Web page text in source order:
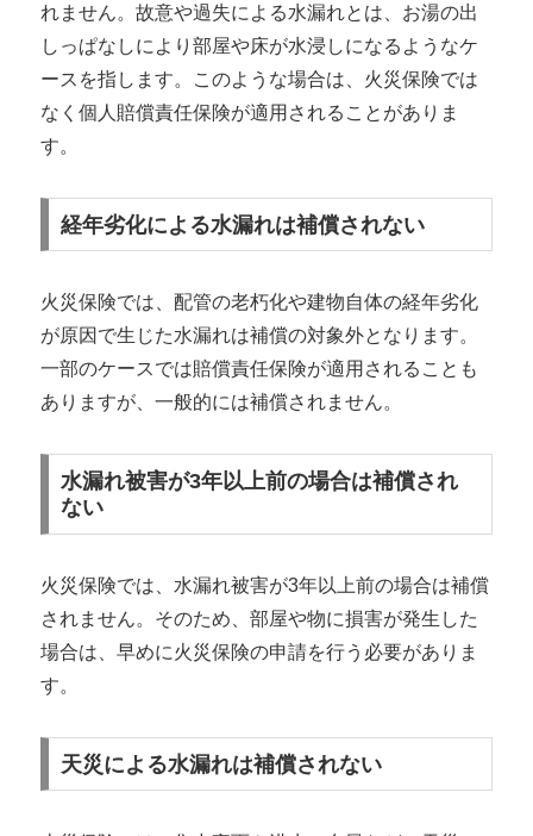
れません。故意や過失による水漏れとは、お湯の出
しっぱなしにより部屋や床が水浸しになるようなケ
ースを指します。このような場合は、火災保険では
なく個人賠償責任保険が適用されることがありま
す。
経年劣化による水漏れは補償されない
火災保険では、配管の老朽化や建物自体の経年劣化
が原因で生じた水漏れは補償の対象外となります。
一部のケースでは賠償責任保険が適用されることも
ありますが、一般的には補償されません。
水漏れ被害が3年以上前の場合は補償され
ない
火災保険では、水漏れ被害が3年以上前の場合は補償
されません。そのため、部屋や物に損害が発生した
場合は、早めに火災保険の申請を行う必要がありま
す。
天災による水漏れは補償されない